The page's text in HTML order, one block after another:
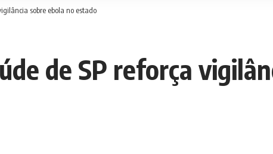
sobre ebola no estado
de SP reforça